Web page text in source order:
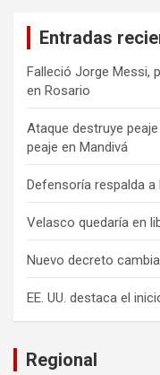
Entradas
Falleció Jorge Messi,
en Rosario
Ataque destruye
peaje en Mandivá
Defensoría respalda a
Velasco quedaría en
Nuevo decreto
EE. UU. destaca el
Regional